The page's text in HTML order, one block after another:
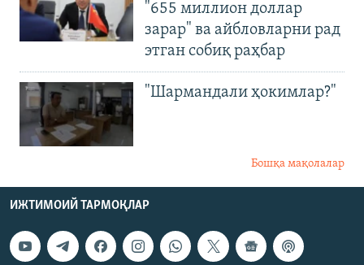
"655 миллион доллар
зарар" ва айбловларни рад
этган собиқ раҳбар
"Шармандали ҳокимлар?"
Бошқа мақолалар
ИЖТИМОИЙ ТАРМОҚЛАР